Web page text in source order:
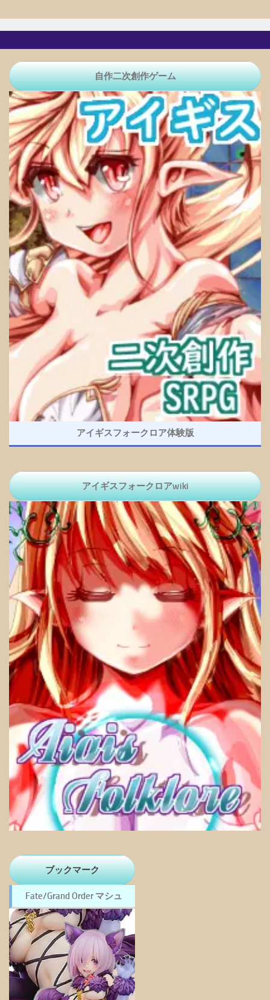
自作二次創作ゲーム
アイギスフォークロア体験版
アイギスフォークロアwiki
ブックマーク
Fate/Grand Order マシュ